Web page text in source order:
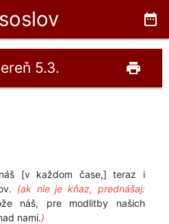
date_range
5.3. print
[v každom čase,] teraz i
(ak nie je kňaz, prednášaj:
náš, pre modlitby našich
nami.)